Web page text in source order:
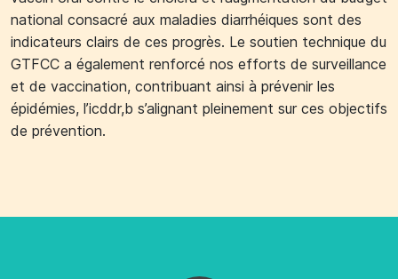
national consacré aux maladies diarrhéiques sont des
indicateurs clairs de ces progrès. Le soutien technique du
GTFCC a également renforcé nos efforts de surveillance
et de vaccination, contribuant ainsi à prévenir les
épidémies, l’icddr,b s’alignant pleinement sur ces objectifs
de prévention.